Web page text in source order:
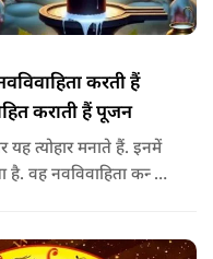
करती हैं
कराती हैं पूजन
यह त्योहार मनाते हैं. इनमें
है. वह नवविवाहिता कन्या